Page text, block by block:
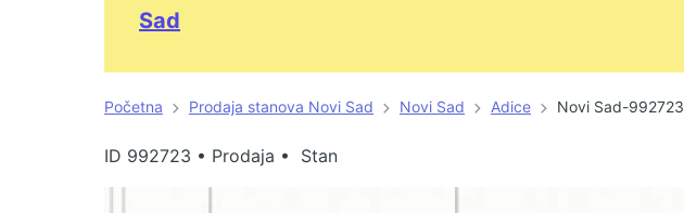
Sad
Početna Prodaja stanova Novi Sad Novi Sad Adice Novi Sad-992723
ID 992723 • Prodaja • Stan